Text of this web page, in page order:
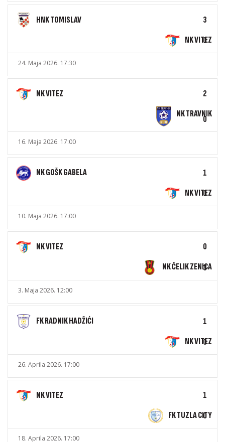
HNK TOMISLAV
3
NK VITEZ
0
24. Maja 2026. 17:30
NK VITEZ
2
NK TRAVNIK
0
16. Maja 2026. 17:00
NK GOŠK GABELA
1
NK VITEZ
0
10. Maja 2026. 17:00
NK VITEZ
0
NK ČELIK ZENICA
3
3. Maja 2026. 12:00
FK RADNIK HADŽIĆI
1
NK VITEZ
0
26. Aprila 2026. 17:00
NK VITEZ
1
FK TUZLA CITY
0
18. Aprila 2026. 17:00